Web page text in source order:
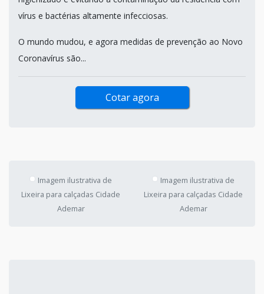
vírus e bactérias altamente infecciosas.
O mundo mudou, e agora medidas de prevenção ao Novo
Coronavírus são...
Cotar agora
Imagem ilustrativa de
Lixeira para calçadas Cidade
Ademar
Imagem ilustrativa de
Lixeira para calçadas Cidade
Ademar